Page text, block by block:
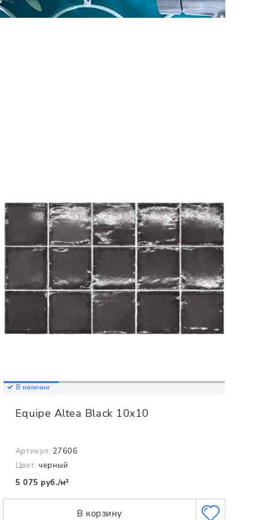
В наличии
Equipe Altea Black 10x10
Артикул: 27606
Цвет: черный
5 075 руб./м²
В корзину